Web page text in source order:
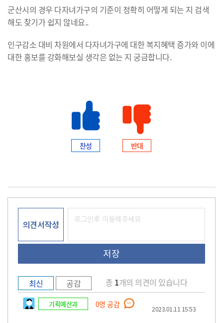
이
동
군산시의 경우 다자녀가구의 기준이 정확히 어떻게 되는 지 검색
해도 찾기가 쉽지 않네요..
인구감소 대비 차원에서 다자녀가구에 대한 복지혜택 증가와 이에
대한 홍보를 강화해보실 생각은 없는 지 궁금합니다.
찬성 반대
의견서작성
최신 공감 총 1개의 의견이 있습니다
기획예산과 0명 공감 2023.01.11 15:53